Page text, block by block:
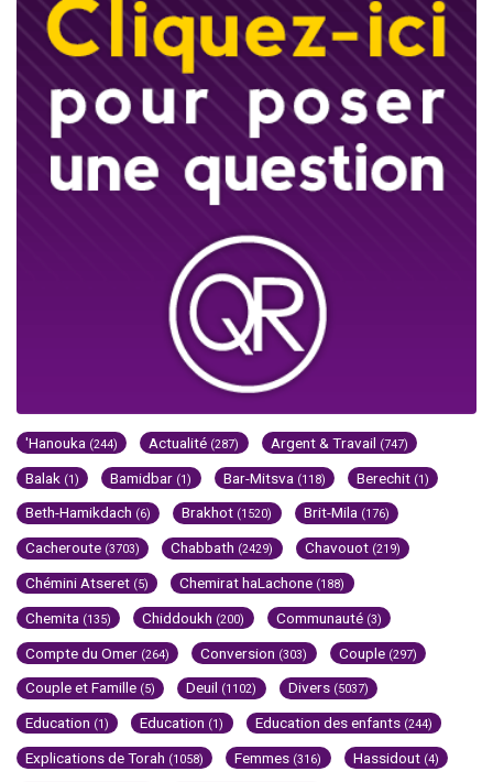
'Hanouka (244) Actualité (287) Argent & Travail (747)
Balak (1) Bamidbar (1) Bar-Mitsva (118) Berechit (1)
Beth-Hamikdach (6) Brakhot (1520) Brit-Mila (176)
Cacheroute (3703) Chabbath (2429) Chavouot (219)
Chémini Atseret (5) Chemirat haLachone (188)
Chemita (135) Chiddoukh (200) Communauté (3)
Compte du Omer (264) Conversion (303) Couple (297)
Couple et Famille (5) Deuil (1102) Divers (5037)
Education (1) Education (1) Education des enfants (244)
Explications de Torah (1058) Femmes (316) Hassidout (4)